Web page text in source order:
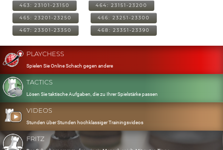
463: 23101-23150 464: 23151-23200
465: 23201-23250 466: 23251-23300
467: 23301-23350 468: 23351-23390
PLAYCHESS
Spielen Sie Online Schach gegen andere
TACTICS
Lösen Sie taktische Aufgaben, die zu Ihrer Spielstärke passen
VIDEOS
Stunden über Stunden hochklassiger Trainingsvideos
FRITZ